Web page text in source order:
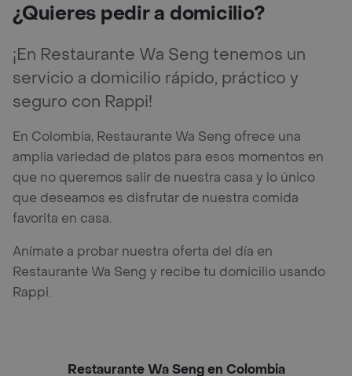
¿Quieres pedir a domicilio?
¡En Restaurante Wa Seng tenemos un
servicio a domicilio rápido, práctico y
seguro con Rappi!
En Colombia, Restaurante Wa Seng ofrece una
amplia variedad de platos para esos momentos en
que no queremos salir de nuestra casa y lo único
que deseamos es disfrutar de nuestra comida
favorita en casa.
Anímate a probar nuestra oferta del día en
Restaurante Wa Seng y recibe tu domicilio usando
Rappi.
Restaurante Wa Seng en Colombia